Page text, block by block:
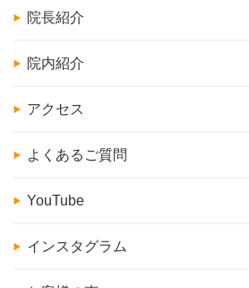
院長紹介
院内紹介
アクセス
よくあるご質問
YouTube
インスタグラム